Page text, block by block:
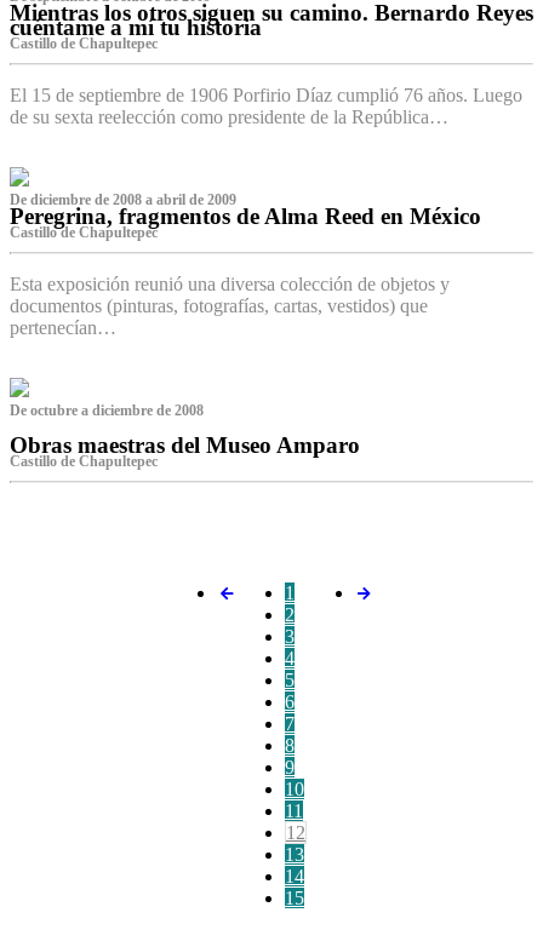
Mientras los otros siguen su camino. Bernardo Reyes
cuéntame a mí tu historia
Castillo de Chapultepec
El 15 de septiembre de 1906 Porfirio Díaz cumplió 76 años. Luego
de su sexta reelección como presidente de la República…
De diciembre de 2008 a abril de 2009
Peregrina, fragmentos de Alma Reed en México
Castillo de Chapultepec
Esta exposición reunió una diversa colección de objetos y
documentos (pinturas, fotografías, cartas, vestidos) que
pertenecían…
De octubre a diciembre de 2008
Obras maestras del Museo Amparo
Castillo de Chapultepec
1
2
3
4
5
6
7
8
9
10
11
12
13
14
15